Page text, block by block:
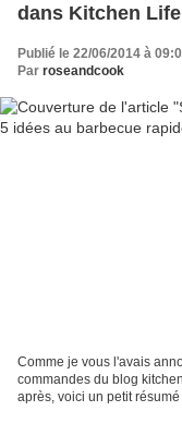
dans Kitchen
Publié le 22/06/2014 à
Par roseandcook
Comme je vous l'avais
commandes du blog
après, voici un petit